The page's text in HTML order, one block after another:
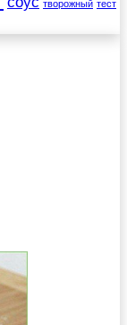
творожный тест